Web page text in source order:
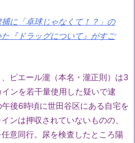
に「卓球じゃなくて！？」の
『ドラッグについて』がすご
ピエール瀧（本名・瀧正則）は3
ンを若干量使用した疑いで逮
後6時頃に世田谷区にある自宅を
ンは押収されていないものの、
意同行。尿を検査したところ陽